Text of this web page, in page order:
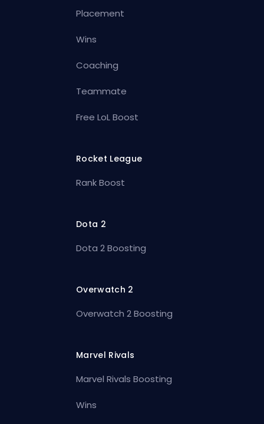
Placement
Wins
Coaching
Teammate
Free LoL Boost
Rocket League
Rank Boost
Dota 2
Dota 2 Boosting
Overwatch 2
Overwatch 2 Boosting
Marvel Rivals
Marvel Rivals Boosting
Wins